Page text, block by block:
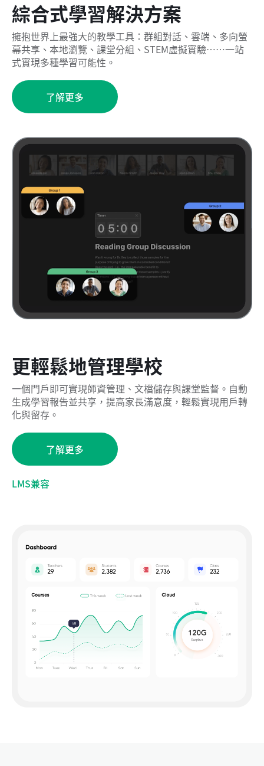
綜合式學習解決方案
擁抱世界上最強大的教學工具：群組對話、雲端、多向螢
幕共享、本地瀏覽、課堂分組、STEM虛擬實驗……一站
式實現多種學習可能性。
了解更多
更輕鬆地管理學校
一個門戶即可實現師資管理、文檔儲存與課堂監督。自動
生成學習報告並共享，提高家長滿意度，輕鬆實現用戶轉
化與留存。
了解更多
LMS兼容